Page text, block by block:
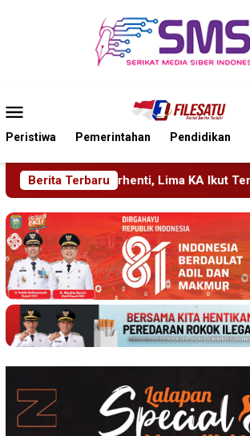
Mobile
Peristiwa Pemerintahan Pendidikan
Berita Terbaru
KA Ikut Terdampak, KAI Daop 7 Gerak